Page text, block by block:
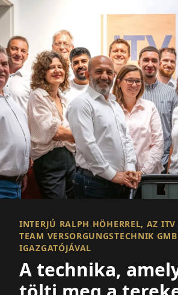
INTERJÚ RALPH HÖHERREL, AZ
TEAM ­VERSORGUNGSTECHNIK
IGAZGATÓJÁVAL
A technika,